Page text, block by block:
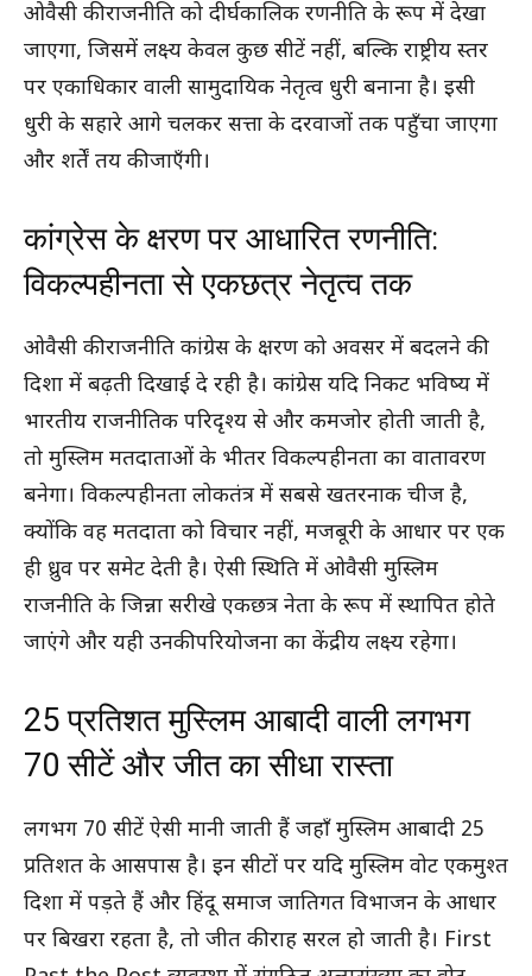
ओवैसी की राजनीति को दीर्घकालिक रणनीति के रूप में देखा
जाएगा, जिसमें लक्ष्य केवल कुछ सीटें नहीं, बल्कि राष्ट्रीय स्तर
पर एकाधिकार वाली सामुदायिक नेतृत्व धुरी बनाना है। इसी
धुरी के सहारे आगे चलकर सत्ता के दरवाजों तक पहुँचा जाएगा
और शर्तें तय की जाएँगी।
कांग्रेस के क्षरण पर आधारित रणनीति:
विकल्पहीनता से एकछत्र नेतृत्व तक
ओवैसी की राजनीति कांग्रेस के क्षरण को अवसर में बदलने की
दिशा में बढ़ती दिखाई दे रही है। कांग्रेस यदि निकट भविष्य में
भारतीय राजनीतिक परिदृश्य से और कमजोर होती जाती है,
तो मुस्लिम मतदाताओं के भीतर विकल्पहीनता का वातावरण
बनेगा। विकल्पहीनता लोकतंत्र में सबसे खतरनाक चीज है,
क्योंकि वह मतदाता को विचार नहीं, मजबूरी के आधार पर एक
ही ध्रुव पर समेट देती है। ऐसी स्थिति में ओवैसी मुस्लिम
राजनीति के जिन्ना सरीखे एकछत्र नेता के रूप में स्थापित होते
जाएंगे और यही उनकी परियोजना का केंद्रीय लक्ष्य रहेगा।
25 प्रतिशत मुस्लिम आबादी वाली लगभग
70 सीटें और जीत का सीधा रास्ता
लगभग 70 सीटें ऐसी मानी जाती हैं जहाँ मुस्लिम आबादी 25
प्रतिशत के आसपास है। इन सीटों पर यदि मुस्लिम वोट एकमुश्त
दिशा में पड़ते हैं और हिंदू समाज जातिगत विभाजन के आधार
पर बिखरा रहता है, तो जीत की राह सरल हो जाती है। First